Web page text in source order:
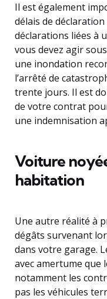
Il est également
délais de
déclarations liées à
vous devez agir
une inondation
l’arrêté de
trente jours. Il est
de votre contrat
une indemnisation
Voiture
habitation
Une autre réalité à
dégâts survenant
dans votre garage.
avec amertume que
notamment les
pas les véhicules